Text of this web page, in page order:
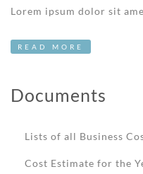
Lorem ipsum dolor sit
READ MORE
Documents
Lists of all Business
Cost Estimate for the